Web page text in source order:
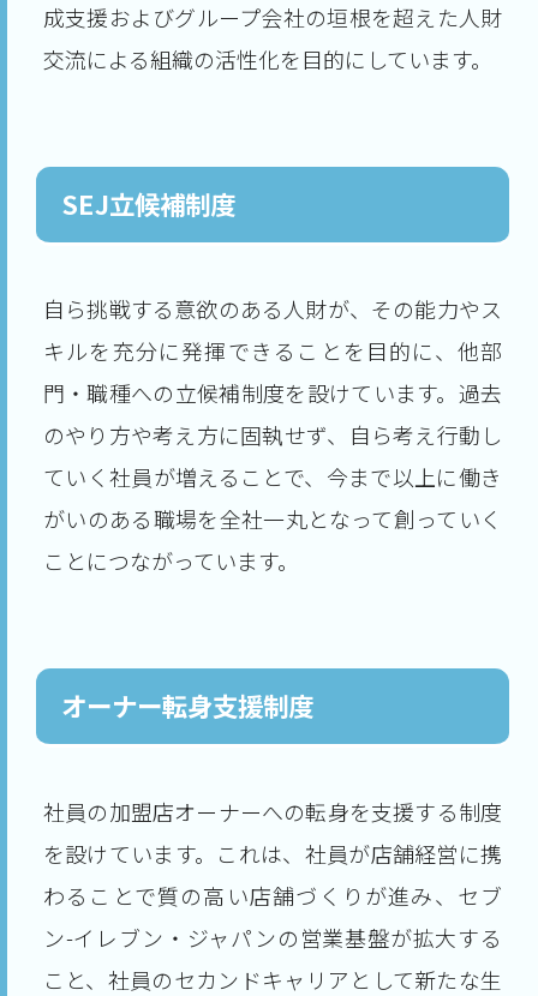
成支援およびグループ会社の垣根を超えた人財
交流による組織の活性化を目的にしています。
SEJ立候補制度
自ら挑戦する意欲のある人財が、その能力やス
キルを充分に発揮できることを目的に、他部
門・職種への立候補制度を設けています。過去
のやり方や考え方に固執せず、自ら考え行動し
ていく社員が増えることで、今まで以上に働き
がいのある職場を全社一丸となって創っていく
ことにつながっています。
オーナー転身支援制度
社員の加盟店オーナーへの転身を支援する制度
を設けています。これは、社員が店舗経営に携
わることで質の高い店舗づくりが進み、セブ
ン-イレブン・ジャパンの営業基盤が拡大する
こと、社員のセカンドキャリアとして新たな生